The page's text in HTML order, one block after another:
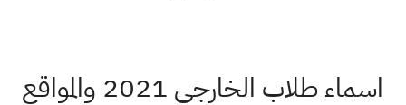
اسماء طلاب الخارجي 2021 والمواقع